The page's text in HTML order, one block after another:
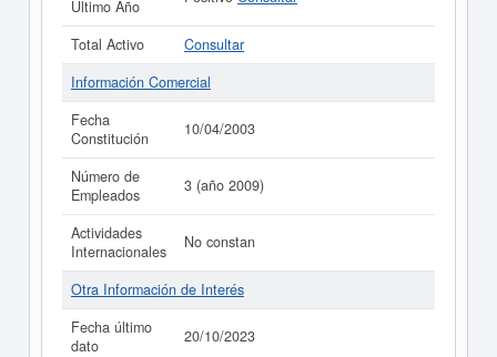
Último Año
Total Activo
Consultar
Información Comercial
Fecha
Constitución
10/04/2003
Número de
Empleados
3 (año 2009)
Actividades
Internacionales
No constan
Otra Información de Interés
Fecha último
dato
20/10/2023